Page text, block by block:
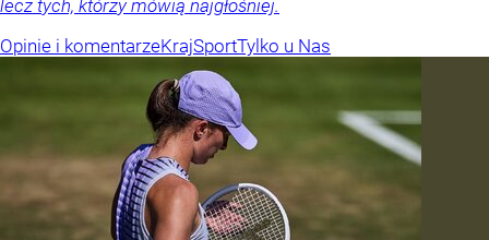
lecz tych, którzy mówią najgłośniej.
Opinie i komentarzeKrajSportTylko u Nas